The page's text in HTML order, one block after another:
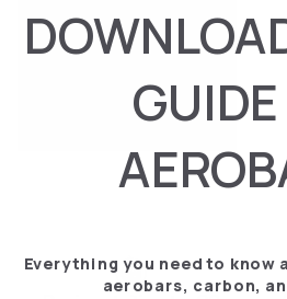
DOPPIA PRESA SRAM E
Everything you need to know
aerobars, carbon,